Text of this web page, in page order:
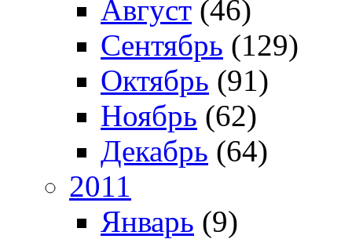
Август (46)
Сентябрь (129)
Октябрь (91)
Ноябрь (62)
Декабрь (64)
2011
Январь (9)